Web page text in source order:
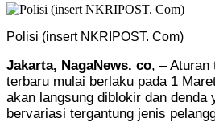
Polisi (insert NKRIPOST. Com)
Jakarta, NagaNews. co, – Aturan
terbaru mulai berlaku pada 1
akan langsung diblokir dan denda
bervariasi tergantung jenis